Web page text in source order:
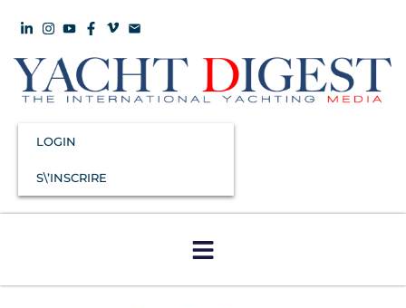
LOGIN
S\’INSCRIRE